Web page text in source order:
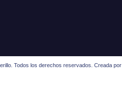
Todos los derechos reservados. Creada por